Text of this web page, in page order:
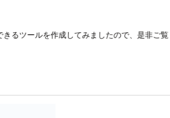
るツールを作成してみましたので、是非ご覧